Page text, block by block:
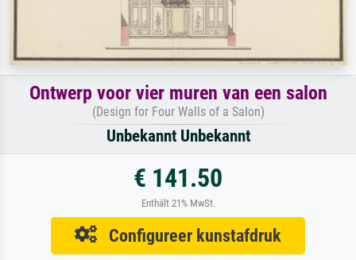
Ontwerp voor vier muren van een salon
(Design for Four Walls of a Salon)
Unbekannt Unbekannt
€ 141.50
Enthält 21% MwSt.
Configureer kunstafdruk